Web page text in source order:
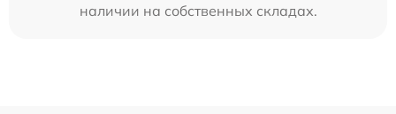
наличии на собственных складах.